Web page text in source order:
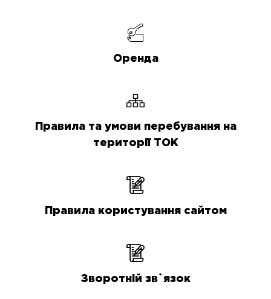
Оренда
Правила та умови перебування на
території ТОК
Правила користування сайтом
Зворотній зв`язок